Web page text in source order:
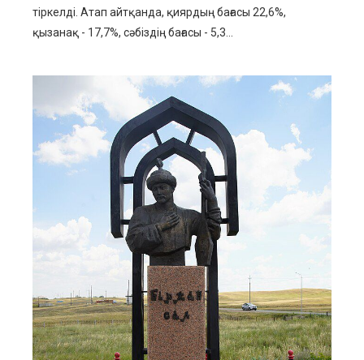
тіркелді. Атап айтқанда, қиярдың бағасы 22,6%,
қызанақ - 17,7%, сәбіздің бағасы - 5,3...